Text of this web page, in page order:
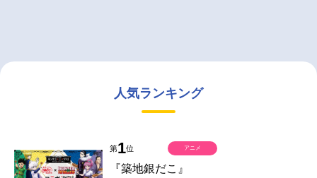
人気ランキング
第1位
『築地銀だこ』
アニメ